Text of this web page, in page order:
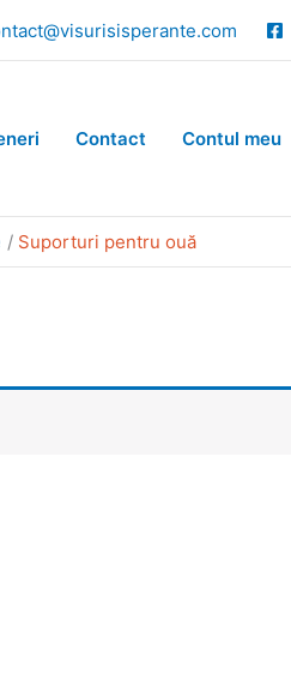
Contact Contul meu
Suporturi pentru ouă